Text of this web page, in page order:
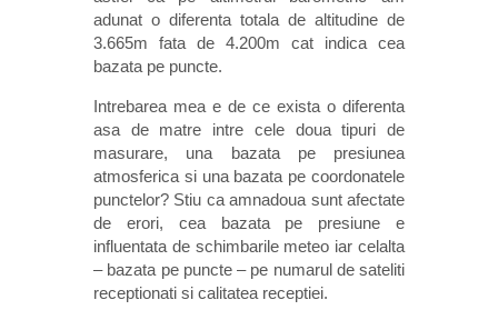
adunat o diferenta totala de altitudine de
3.665m fata de 4.200m cat indica cea
bazata pe puncte.
Intrebarea mea e de ce exista o diferenta
asa de matre intre cele doua tipuri de
masurare, una bazata pe presiunea
atmosferica si una bazata pe coordonatele
punctelor? Stiu ca amnadoua sunt afectate
de erori, cea bazata pe presiune e
influentata de schimbarile meteo iar celalta
– bazata pe puncte – pe numarul de sateliti
receptionati si calitatea receptiei.